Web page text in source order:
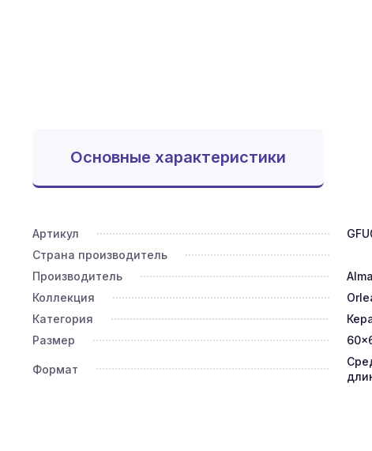
Основные характеристики
Артикул
Страна производитель
Производитель
Коллекция
Категория
Размер
Формат